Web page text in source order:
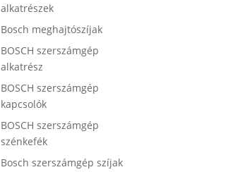
alkatrészek
Bosch meghajtószíjak
BOSCH szerszámgép
alkatrész
BOSCH szerszámgép
kapcsolók
BOSCH szerszámgép
szénkefék
Bosch szerszámgép szíjak